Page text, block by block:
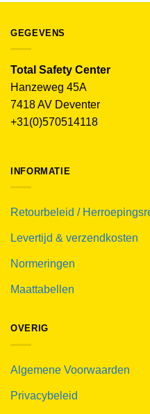
GEGEVENS
Total Safety Center
Hanzeweg 45A
7418 AV Deventer
+31(0)570514118
INFORMATIE
Retourbeleid /
Levertijd & verzendkosten
Normeringen
Maattabellen
OVERIG
Algemene Voorwaarden
Privacybeleid